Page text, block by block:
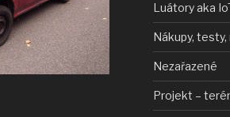
Luátory aka
Nákupy,
Nezařazené
Projekt –